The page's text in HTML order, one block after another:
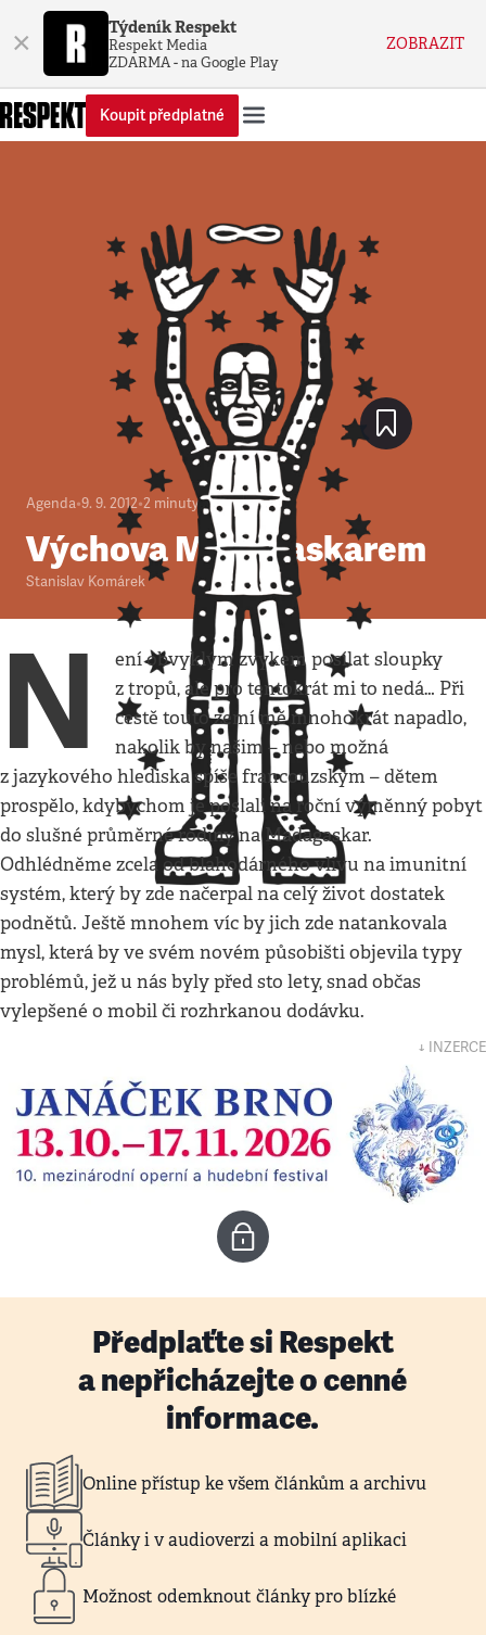
× Týdeník Respekt
Respekt Media
ZDARMA - na Google Play
ZOBRAZIT
Koupit předplatné
Agenda•9. 9. 2012•2 minuty
Výchova Madagaskarem
Stanislav Komárek
N
ení obvyklým zvykem posílat sloupky
z tropů, ale pro tentokrát mi to nedá… Při
cestě touto zemí mě mnohokrát napadlo,
nakolik by našim – nebo možná
z jazykového hlediska spíše francouzským – dětem
prospělo, kdybychom je poslali na roční výměnný pobyt
do slušné průměrné rodiny na Madagaskar.
Odhlédněme zcela od blahodárného vlivu na imunitní
systém, který by zde načerpal na celý život dostatek
podnětů. Ještě mnohem víc by jich zde natankovala
mysl, která by ve svém novém působišti objevila typy
problémů, jež u nás byly před sto lety, snad občas
vylepšené o mobil či rozhrkanou dodávku.
↓ INZERCE
Předplaťte si Respekt
a nepřicházejte o cenné
informace.
Online přístup ke všem článkům a archivu
Články i v audioverzi a mobilní aplikaci
Možnost odemknout články pro blízké